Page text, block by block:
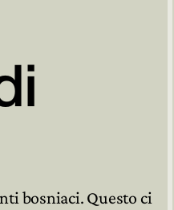
bosniaci. Questo ci